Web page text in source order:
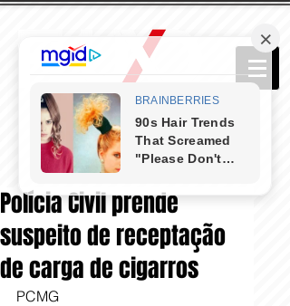
Polícia Civil prende
suspeito de receptação
de carga de cigarros
PCMG